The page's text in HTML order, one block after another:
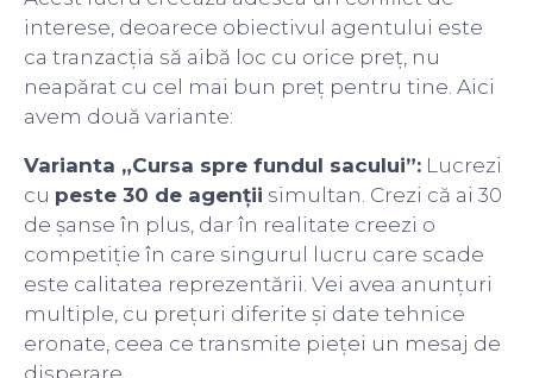
interese, deoarece obiectivul agentului este
ca tranzacția să aibă loc cu orice preț, nu
neapărat cu cel mai bun preț pentru tine. Aici
avem două variante:
Varianta „Cursa spre fundul sacului”: Lucrezi
cu peste 30 de agenții simultan. Crezi că ai 30
de șanse în plus, dar în realitate creezi o
competiție în care singurul lucru care scade
este calitatea reprezentării. Vei avea anunțuri
multiple, cu prețuri diferite și date tehnice
eronate, ceea ce transmite pieței un mesaj de